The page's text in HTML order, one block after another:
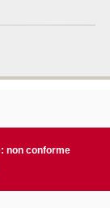
non conforme